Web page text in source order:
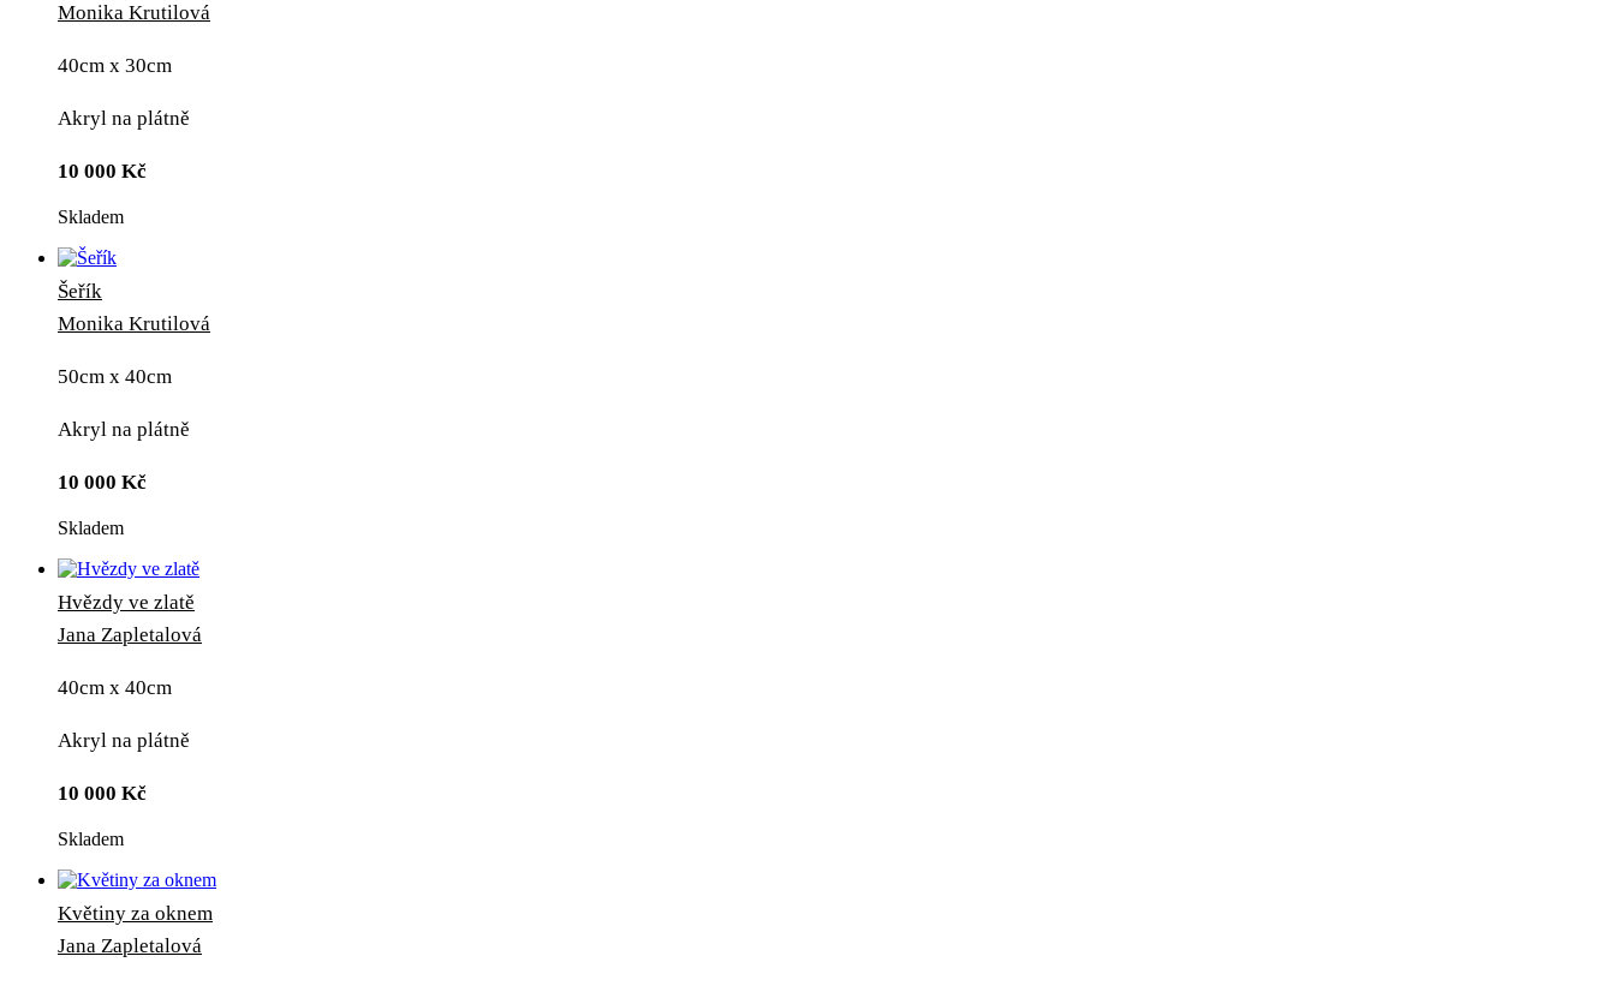
Monika Krutilová
40cm x 30cm
Akryl na plátně
10 000 Kč
Skladem
Šeřík
Monika Krutilová
50cm x 40cm
Akryl na plátně
10 000 Kč
Skladem
Hvězdy ve zlatě
Jana Zapletalová
40cm x 40cm
Akryl na plátně
10 000 Kč
Skladem
Květiny za oknem
Jana Zapletalová